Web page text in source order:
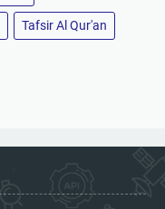
Tafsir Al Qur'an